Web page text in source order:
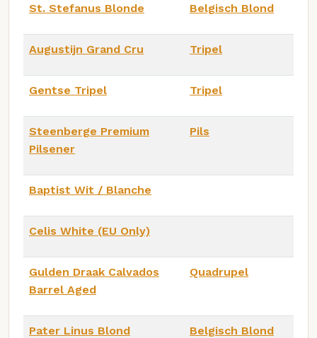
St. Stefanus Blonde Belgisch Blond
Augustijn Grand Cru Tripel
Gentse Tripel Tripel
Steenberge Premium
Pilsener
Pils
Baptist Wit / Blanche
Celis White (EU Only)
Gulden Draak Calvados
Barrel Aged
Quadrupel
Pater Linus Blond Belgisch Blond